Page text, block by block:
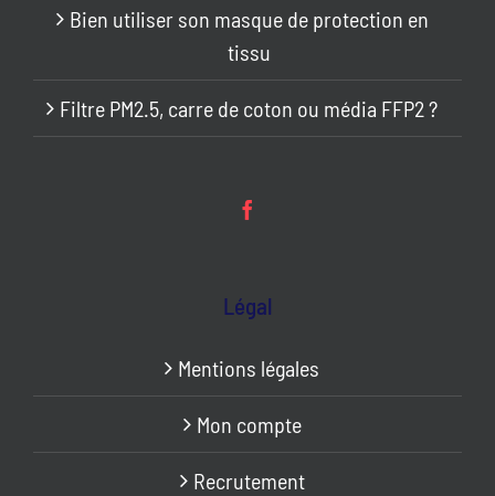
Bien utiliser son masque de protection en
tissu
Filtre PM2.5, carre de coton ou média FFP2 ?
Légal
Mentions légales
Mon compte
Recrutement